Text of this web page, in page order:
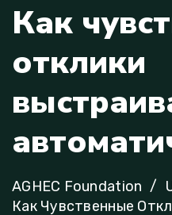
Как чувст
отклики
выстраив
автомати
AGHEC Foundation
Как Чувственные